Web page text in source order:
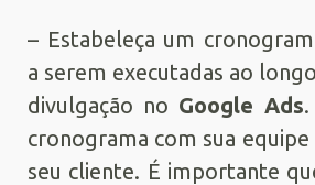
– Estabeleça um
a serem executadas ao
divulgação no Google Ads
cronograma com sua
seu cliente. É importante